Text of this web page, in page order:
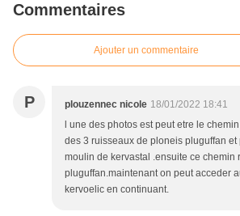
Commentaires
Ajouter un commentaire
P plouzennec nicole 18/01/2022 18:41
l une des photos est peut etre le
des 3 ruisseaux de ploneis pluguffan et
moulin de kervastal .ensuite ce chemin
pluguffan.maintenant on peut acceder
kervoelic en continuant.